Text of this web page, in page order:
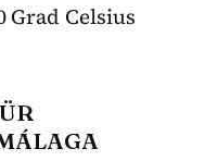
Grad Celsius